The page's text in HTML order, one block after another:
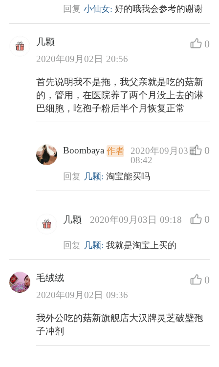
回复 小仙女: 好的哦我会参考的谢谢
几颗
2020年09月02日 20:56
0
首先说明我不是拖，我父亲就是吃的菇新
的，管用，在医院养了两个月没上去的淋
巴细胞，吃孢子粉后半个月恢复正常
Boombaya 作者
2020年09月03日
08:42
0
回复 几颗: 淘宝能买吗
几颗 2020年09月03日 09:18 0
回复 几颗: 我就是淘宝上买的
毛绒绒
2020年09月02日 09:36
0
我外公吃的菇新旗舰店大汉牌灵芝破壁孢
子冲剂